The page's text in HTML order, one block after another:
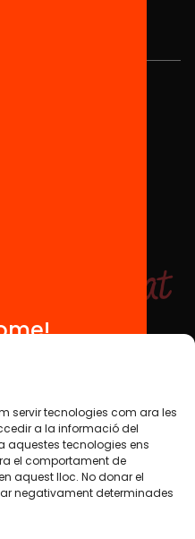
servir tecnologies com ara les
a la informació del
aquestes tecnologies ens
el comportament de
aquest lloc. No donar el
negativament determinades